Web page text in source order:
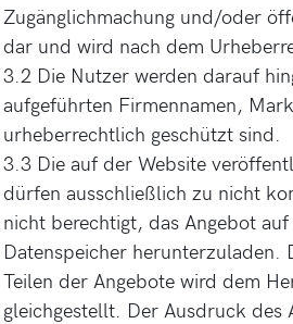
Zugänglichmachung und/oder
dar und wird nach dem
3.2 Die Nutzer werden darauf
aufgeführten Firmennamen,
urheberrechtlich geschützt sind.
3.3 Die auf der Website
dürfen ausschließlich zu nicht
nicht berechtigt, das Angebot
Datenspeicher herunterzuladen.
Teilen der Angebote wird dem
gleichgestellt. Der Ausdruck